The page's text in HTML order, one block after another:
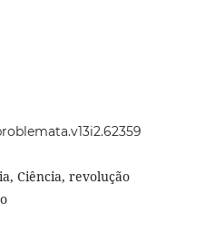
Ciência, revolução